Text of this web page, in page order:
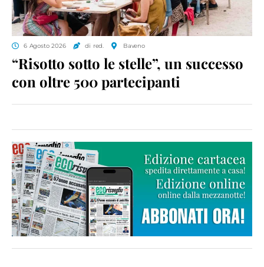
6 Agosto 2026 di red. Baveno
“Risotto sotto le stelle”, un successo
con oltre 500 partecipanti